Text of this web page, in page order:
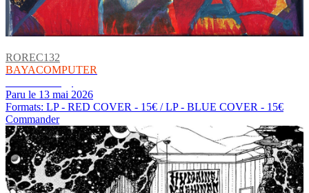
ROREC132
BAYACOMPUTER
Paru le 13 mai 2026
Formats: LP - RED COVER - 15€ / LP - BLUE COVER - 15€
Commander